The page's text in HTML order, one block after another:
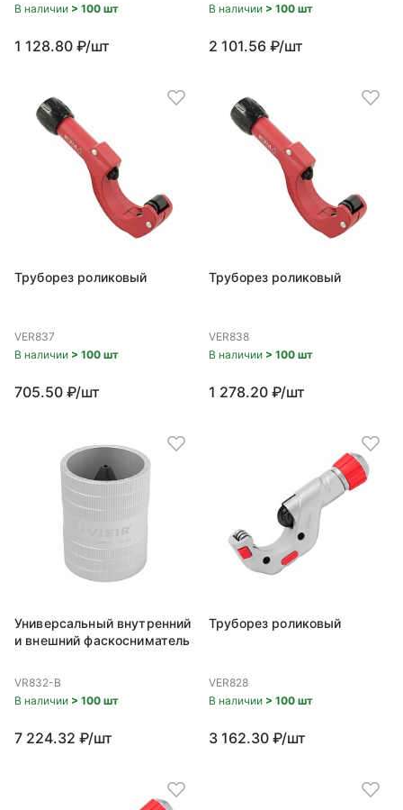
В наличии > 100 шт
1 128.80 ₽/шт
В наличии > 100 шт
2 101.56 ₽/шт
Труборез роликовый
VER837
В наличии > 100 шт
705.50 ₽/шт
Труборез роликовый
VER838
В наличии > 100 шт
1 278.20 ₽/шт
Универсальный внутренний
и внешний фаскосниматель
VR832-B
В наличии > 100 шт
7 224.32 ₽/шт
Труборез роликовый
VER828
В наличии > 100 шт
3 162.30 ₽/шт